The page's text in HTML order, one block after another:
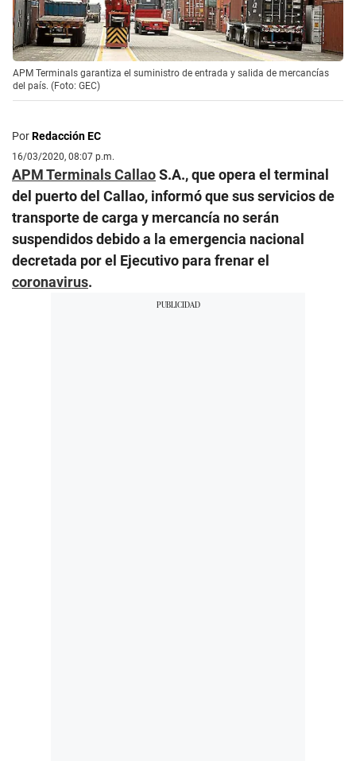
APM Terminals garantiza el suministro de entrada y salida de mercancías
del país. (Foto: GEC)
PorRedacción EC
16/03/2020, 08:07 p.m.
APM Terminals CallaoS.A., que opera el terminal
del puerto del Callao, informó que sus servicios de
transporte de carga y mercancía no serán
suspendidos debido a la emergencia nacional
decretada por el Ejecutivo para frenar el
coronavirus.